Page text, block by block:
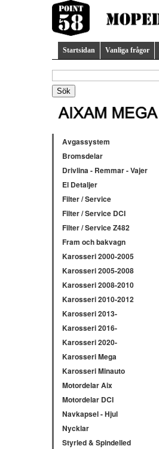
Startsidan Vanliga frågor
Avgassystem
Bromsdelar
Drivlina - Remmar - Vajer
El Detaljer
Filter / Service
Filter / Service DCI
Filter / Service Z482
Fram och bakvagn
Karosseri 2000-2005
Karosseri 2005-2008
Karosseri 2008-2010
Karosseri 2010-2012
Karosseri 2013-
Karosseri 2016-
Karosseri 2020-
Karosseri Mega
Karosseri Minauto
Motordelar Aix
Motordelar DCI
Navkapsel - Hjul
Nycklar
Styrled & Spindelled